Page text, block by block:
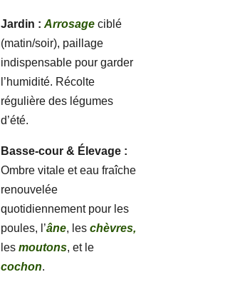
Jardin : Arrosage ciblé
(matin/soir), paillage
indispensable pour garder
l’humidité. Récolte
régulière des légumes
d’été.
Basse-cour & Élevage :
Ombre vitale et eau fraîche
renouvelée
quotidiennement pour les
poules, l’âne, leschèvres,
lesmoutons, et le
cochon.